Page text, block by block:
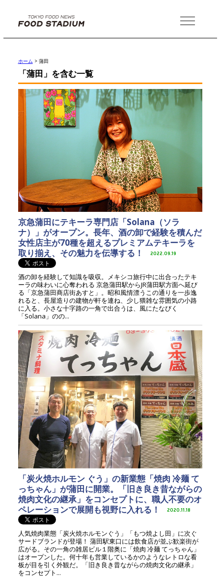
MENU
ホーム > 蒲田
「蒲田」を含む一覧
京急蒲田にテキーラ専門店「Solana（ソラ
ナ）」がオープン。長年、酒の卸で経験を積んだ
女性店主が70種を超えるプレミアムテキーラを
取り揃え、その魅力を伝導する！
2022.09.19
酒の卸を経験して知識を吸収。メキシコ旅行中に出合ったテキ
ーラの味わいに心奪われる 京急蒲田駅からJR蒲田駅方面へ延び
る「京急蒲田商店街あすと」。昭和風情漂うこの通りを一歩逸
れると、長屋造りの建物が軒を連ね、少し猥雑な雰囲気の小路
に入る。小さな十字路の一角で出合うは、風にたなびく
「Solana」のの...
「炭火焼ホルモン ぐう」の新業態「焼肉 冷麺 て
っちゃん」が蒲田に開業。「旧き良き昔ながらの
焼肉文化の継承」をコンセプトに、職人不要のオ
ペレーションで展開も視野に入れる！
2020.11.18
人気焼肉業態「炭火焼ホルモンぐう」「もつ焼よし田」に次ぐ
サードブランドが登場！ 蒲田駅東口には飲食店が並ぶ歓楽街が
広がる。その一角の雑居ビル１階奥に「焼肉 冷麺 てっちゃん」
はオープンした。何十年も営業しているかのようなレトロな看
板が目を引く外観だ。「旧き良き昔ながらの焼肉文化の継承」
をコンセプト...